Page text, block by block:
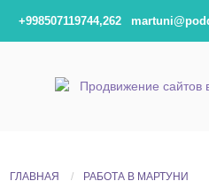
+998507119744,262
ГЛАВНАЯ РАБОТА В МАРТУНИ